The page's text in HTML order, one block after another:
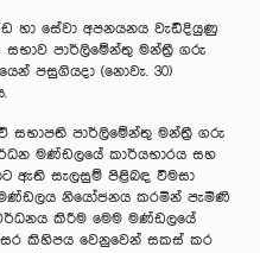
හා සේවා අපනයනය වැඩිදියුණු
පාර්ලිමේන්තු මන්ත්‍රී ගරු
පසුගියදා (නොවැ. 30)
සභාපති පාර්ලිමේන්තු මන්ත්‍රී ගරු
මණ්ඩලයේ කාර්යභාරය සහ
ඇති සැලසුම් පිළිබඳ විමසා
නියෝජනය කරමින් පැමිණි
කිරීම මෙම මණ්ඩලයේ
කිහිපය වෙනුවෙන් සකස් කර